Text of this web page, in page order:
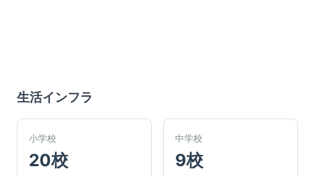
生活インフラ
小学校
20校
中学校
9校